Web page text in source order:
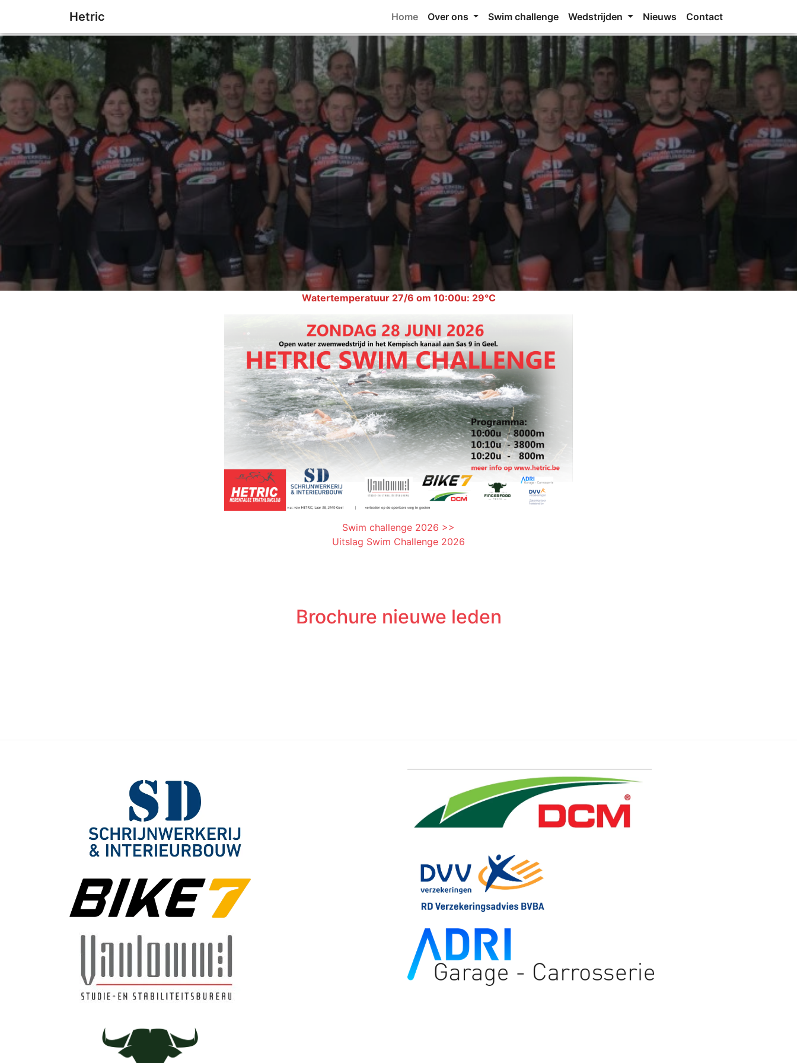
Hetric Home Over ons Swim challenge Wedstrijden Nieuws Contact
Watertemperatuur 27/6 om 10:00u: 29°C
Swim challenge 2026 >>
Uitslag Swim Challenge 2026
Brochure nieuwe leden